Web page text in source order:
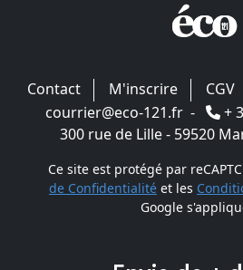
Contact M'inscrire CGV
courrier@eco-121.fr -
+
300 rue de Lille - 59520
Ce site est protégé par
de Confidentialitéet les
Google